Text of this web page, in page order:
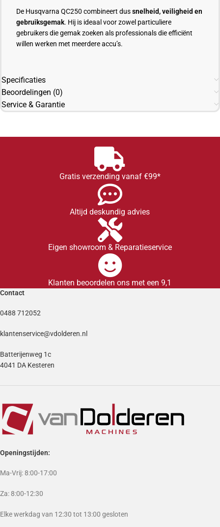
De Husqvarna QC250 combineert dussnelheid, veiligheid en
gebruiksgemak. Hij is ideaal voor zowel particuliere
gebruikers die gemak zoeken als professionals die efficiënt
willen werken met meerdere accu’s.
Specificaties
Beoordelingen (0)
Service & Garantie
Gratis verzending vanaf €99*
Altijd deskundig advies
Eigen showroom & Reparatieservice
Klanten beoordelen ons met een 9,1
Contact
0488 712052
klantenservice@vdolderen.nl
Batterijenweg 1c
4041 DA Kesteren
Openingstijden:
Ma-Vrij: 8:00-17:00
Za: 8:00-12:30
Elke werkdag van 12:30 tot 13:00 gesloten